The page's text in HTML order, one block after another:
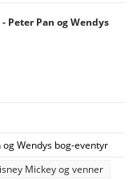
Peter Pan og Wendys
og Wendys bog-eventyr
Mickey og venner